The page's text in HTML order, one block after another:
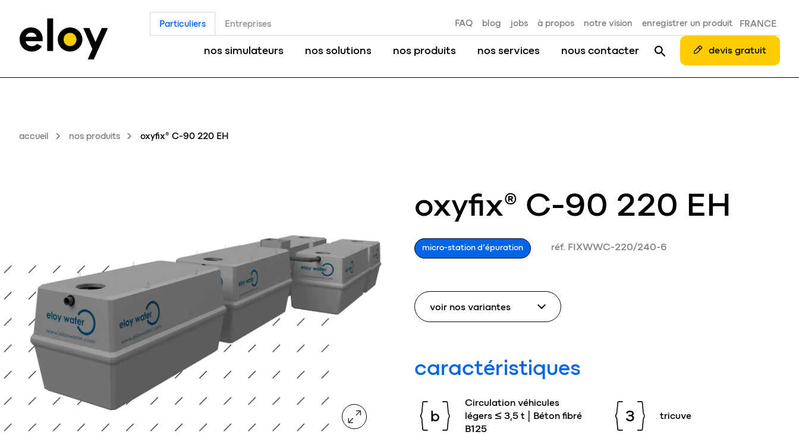
Particuliers Entreprises FAQ blog jobs à propos notre vision enregistrer un produit FRANCE
nos simulateurs nos solutions nos produits nos services nous contacter devis gratuit
accueil nos produits oxyfix® C-90 220 EH
agrandir l'image
oxyfix® C-90 220 EH
micro-station d’épuration réf. FIXWWC-220/240-6
caractéristiques
b
Circulation véhicules
légers ≤ 3,5 t | Béton fibré
B125
3 tricuve